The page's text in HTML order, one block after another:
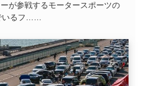
が参戦するモータースポーツの
いるフ……